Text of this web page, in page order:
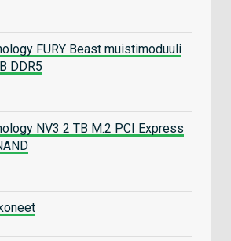
FURY Beast muistimoduuli
DDR5
NV3 2 TB M.2 PCI Express